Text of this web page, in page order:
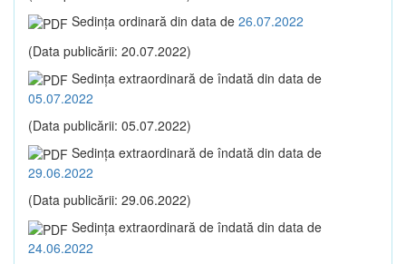
Sedinţa ordinară din data de 26.07.2022
(Data publicării: 20.07.2022)
Sedinţa extraordinară de îndată din data de
05.07.2022
(Data publicării: 05.07.2022)
Sedinţa extraordinară de îndată din data de
29.06.2022
(Data publicării: 29.06.2022)
Sedinţa extraordinară de îndată din data de
24.06.2022